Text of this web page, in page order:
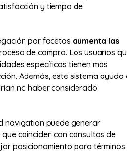
y tiempo de
por facetas aumenta las
de compra. Los usuarios
específicas tienen más
Además, este sistema ayuda
no haber considerado
navigation puede generar
coinciden con consultas de
posicionamiento para términos